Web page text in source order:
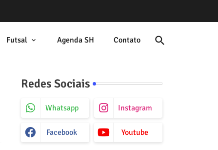
Futsal Agenda SH Contato
Redes Sociais
Whatsapp Instagram
Facebook Youtube